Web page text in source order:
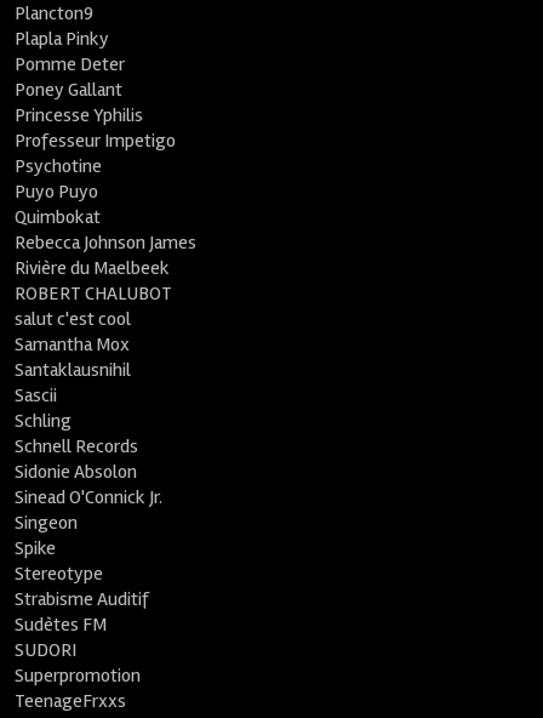
Plancton9
Plapla Pinky
Pomme Deter
Poney Gallant
Princesse Yphilis
Professeur Impetigo
Psychotine
Puyo Puyo
Quimbokat
Rebecca Johnson James
Rivière du Maelbeek
ROBERT CHALUBOT
salut c'est cool
Samantha Mox
Santaklausnihil
Sascii
Schling
Schnell Records
Sidonie Absolon
Sinead O'Connick Jr.
Singeon
Spike
Stereotype
Strabisme Auditif
Sudètes FM
SUDORI
Superpromotion
TeenageFrxxs